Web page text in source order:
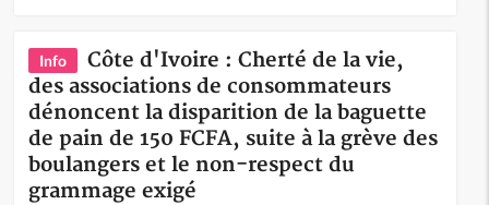
Info
Côte d'Ivoire : Cherté de la vie,
des associations de consommateurs
dénoncent la disparition de la baguette
de pain de 150 FCFA, suite à la grève des
boulangers et le non-respect du
grammage exigé